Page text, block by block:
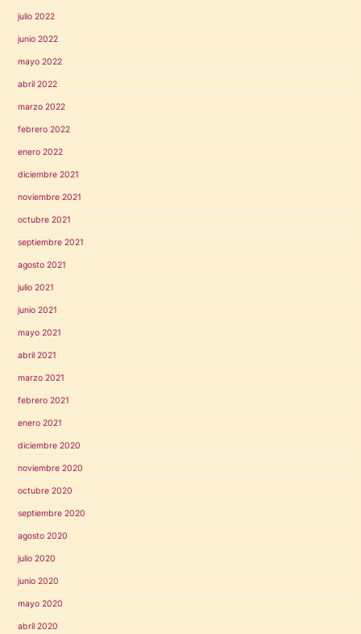
julio 2022
junio 2022
mayo 2022
abril 2022
marzo 2022
febrero 2022
enero 2022
diciembre 2021
noviembre 2021
octubre 2021
septiembre 2021
agosto 2021
julio 2021
junio 2021
mayo 2021
abril 2021
marzo 2021
febrero 2021
enero 2021
diciembre 2020
noviembre 2020
octubre 2020
septiembre 2020
agosto 2020
julio 2020
junio 2020
mayo 2020
abril 2020